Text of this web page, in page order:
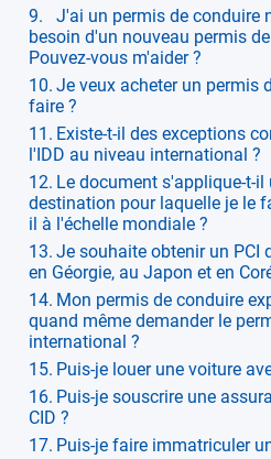
J'ai un permis de conduire
besoin d'un nouveau permis
Pouvez-vous m'aider ?
Je veux acheter un permis
faire ?
Existe-t-il des exceptions
l'IDD au niveau international ?
Le document s'applique-t-il
destination pour laquelle je le
il à l'échelle mondiale ?
Je souhaite obtenir un PCI
en Géorgie, au Japon et en
Mon permis de conduire
quand même demander le
international ?
Puis-je louer une voiture
Puis-je souscrire une
CID ?
Puis-je faire immatriculer